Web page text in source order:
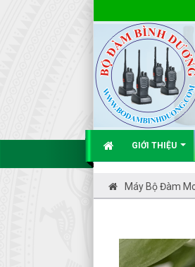
GIỚI THIỆU
Máy Bộ Đàm